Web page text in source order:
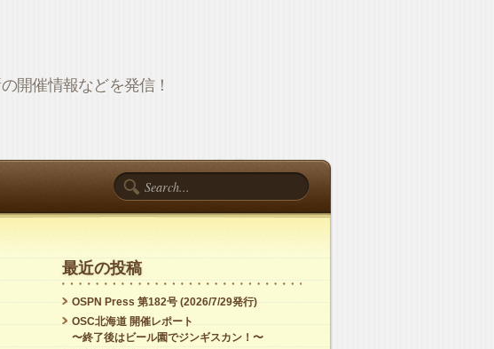
開催情報などを発信！
最近の投稿
OSPN Press 第182号 (2026/7/29発行)
OSC北海道 開催レポート
〜終了後はビール園でジンギスカン！〜